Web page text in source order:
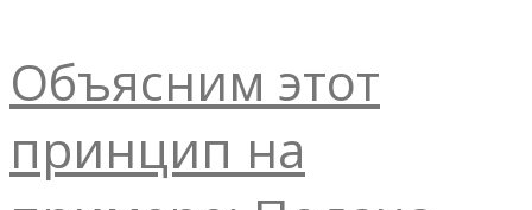
Объясним этот
принцип на